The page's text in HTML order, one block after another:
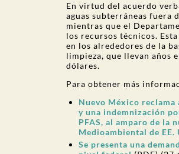
En virtud del acuerdo
aguas subterráneas fuera
mientras que el
los recursos técnicos.
en los alrededores de la
limpieza, que llevan años
dólares.
Para obtener más
Nuevo México reclama
y una indemnización
PFAS, al amparo de la
Medioambiental de EE.
Se presenta una